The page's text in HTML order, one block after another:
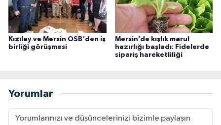
Kızılay ve Mersin OSB'den iş
birliği görüşmesi
Mersin’de kışlık marul
hazırlığı başladı: Fidelerde
sipariş hareketliliği
Yorumlar